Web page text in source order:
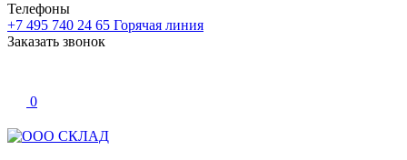
Телефоны
+7 495 740 24 65 Горячая линия
Заказать звонок
0